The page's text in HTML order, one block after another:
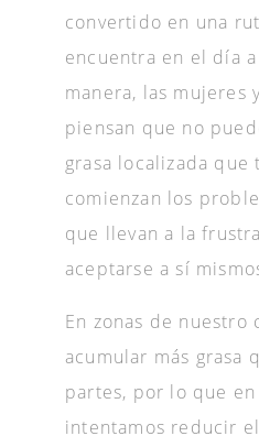
convertido en una
encuentra en el día
manera, las mujeres
piensan que no
grasa localizada que
comienzan los
que llevan a la
aceptarse a sí
En zonas de nuestro
acumular más grasa
partes, por lo que en
intentamos reducir